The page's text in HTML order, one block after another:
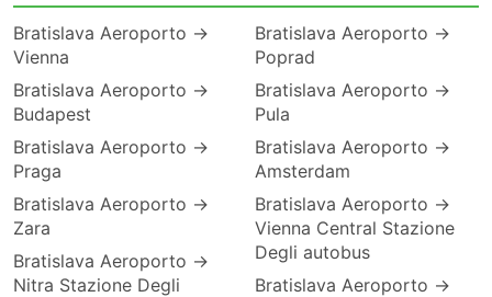
Bratislava Aeroporto →
Vienna
Bratislava Aeroporto →
Budapest
Bratislava Aeroporto →
Praga
Bratislava Aeroporto →
Zara
Bratislava Aeroporto →
Nitra Stazione Degli
Bratislava Aeroporto →
Poprad
Bratislava Aeroporto →
Pula
Bratislava Aeroporto →
Amsterdam
Bratislava Aeroporto →
Vienna Central Stazione
Degli autobus
Bratislava Aeroporto →